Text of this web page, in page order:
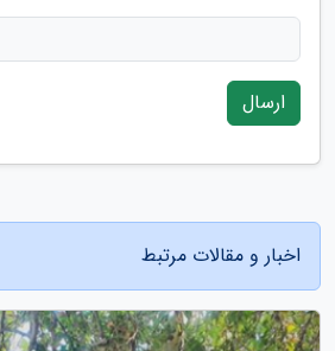
ارسال
اخبار و مقالات مرتبط